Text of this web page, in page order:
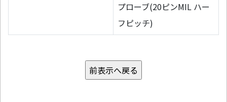
プローブ(20ピンMIL ハー
フピッチ)